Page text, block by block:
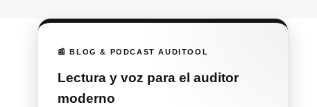
📰 BLOG & PODCAST AUDITOOL
Lectura y voz para el auditor
moderno